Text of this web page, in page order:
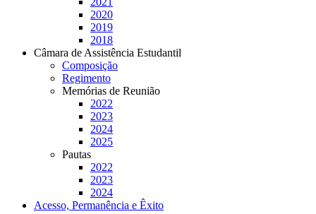
2020
2019
2018
Câmara de Assistência Estudantil
Composição
Regimento
Memórias de Reunião
2022
2023
2024
2025
Pautas
2022
2023
2024
Acesso, Permanência e Êxito